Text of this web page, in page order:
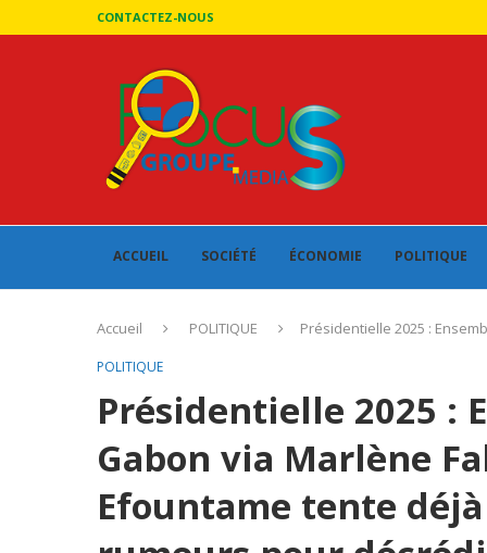
CONTACTEZ-NOUS
ACCUEIL SOCIÉTÉ ÉCONOMIE POLITIQUE
Accueil POLITIQUE Présidentielle 2025 :
POLITIQUE
Présidentielle 2025 :
Gabon via Marlène
Efountame tente